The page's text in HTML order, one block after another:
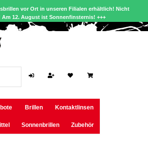
vor Ort in unseren Filialen erhältlich! Nicht
Am 12. August ist Sonnenfinsternis! +++
Brillen Kontaktlinsen
Sonnenbrillen Zubehör